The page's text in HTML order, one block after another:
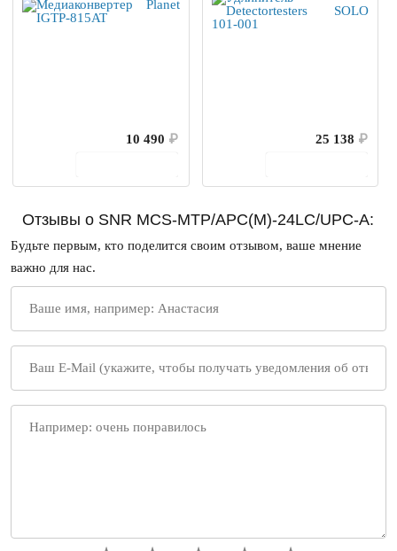
10 490 ₽
25 138 ₽
Отзывы о SNR MCS-MTP/APC(M)-24LC/UPC-A:
Будьте первым, кто поделится своим отзывом, ваше мнение
важно для нас.